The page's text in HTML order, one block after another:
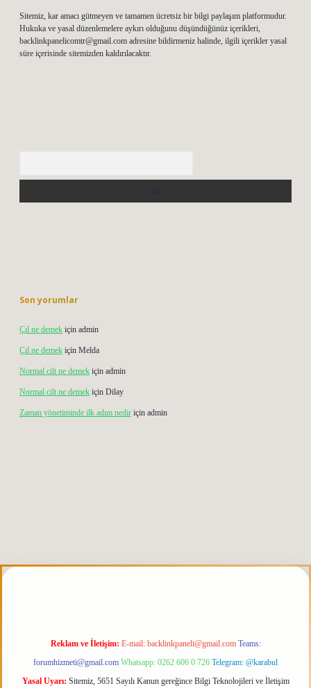
Sitemiz, kar amacı gütmeyen ve tamamen ücretsiz bir bilgi paylaşım platformudur.
Hukuka ve yasal düzenlemelere aykırı olduğunu düşündüğünüz içerikleri,
backlinkpanelicomtr@gmail.com adresine bildirmeniz halinde, ilgili içerikler yasal
süre içerisinde sitemizden kaldırılacaktır.
Son yorumlar
Çıl ne demek için admin
Çıl ne demek için Melda
Normal cilt ne demek için admin
Normal cilt ne demek için Dilay
Zaman yönetiminde ilk adım nedir için admin
Reklam ve İletişim: E-mail: backlinkpaneli@gmail.com Teams:
forumhizmeti@gmail.com Whatsapp: 0262 606 0 726 Telegram: @karabul
Yasal Uyarı: Sitemiz, 5651 Sayılı Kanun gereğince Bilgi Teknolojileri ve İletişim